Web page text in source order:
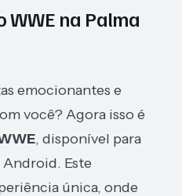
WWE na Palma
emocionantes e
você? Agora isso é
, disponível para
Este
única, onde